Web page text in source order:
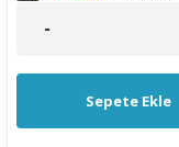
Sepete Ekle